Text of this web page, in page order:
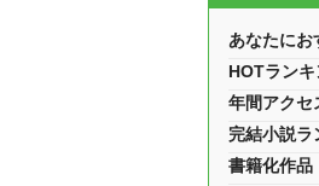
あなたにお
HOTラン
年間アクセ
完結小説ラ
書籍化作品